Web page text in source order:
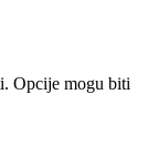
Opcije mogu biti